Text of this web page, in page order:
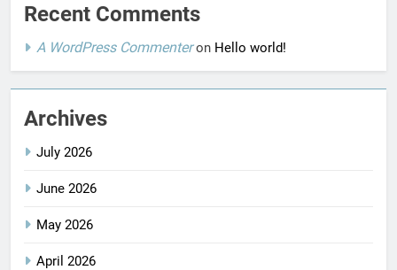
Recent Comments
A WordPress Commenteron Hello world!
Archives
July 2026
June 2026
May 2026
April 2026